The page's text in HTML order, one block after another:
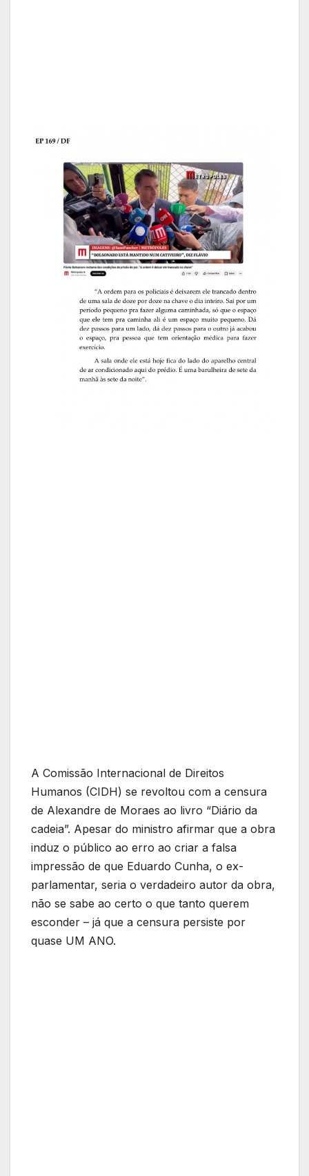
A Comissão Internacional de Direitos
Humanos (CIDH) se revoltou com a censura
de Alexandre de Moraes ao livro “Diário da
cadeia”. Apesar do ministro afirmar que a obra
induz o público ao erro ao criar a falsa
impressão de que Eduardo Cunha, o ex-
parlamentar, seria o verdadeiro autor da obra,
não se sabe ao certo o que tanto querem
esconder – já que a censura persiste por
quase UM ANO.